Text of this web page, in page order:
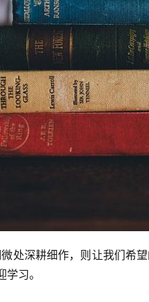
处深耕细作，则让我们希
习。